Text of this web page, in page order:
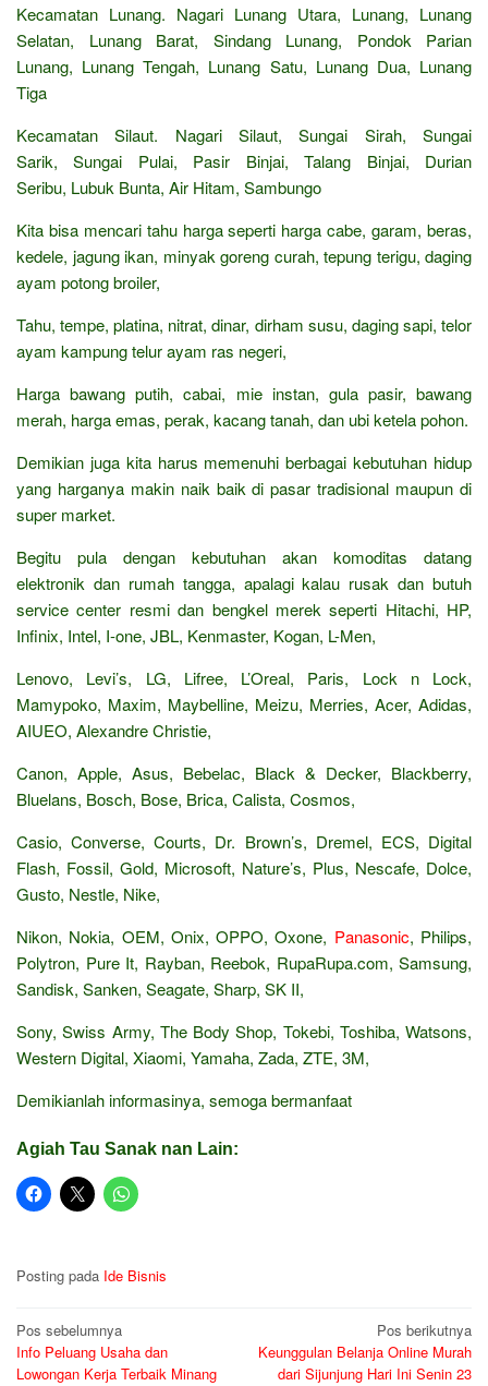
Kecamatan Lunang. Nagari Lunang Utara, Lunang, Lunang
Selatan, Lunang Barat, Sindang Lunang, Pondok Parian
Lunang, Lunang Tengah, Lunang Satu, Lunang Dua, Lunang
Tiga
Kecamatan Silaut. Nagari Silaut, Sungai Sirah, Sungai
Sarik, Sungai Pulai, Pasir Binjai, Talang Binjai, Durian
Seribu, Lubuk Bunta, Air Hitam, Sambungo
Kita bisa mencari tahu harga seperti harga cabe, garam, beras,
kedele, jagung ikan, minyak goreng curah, tepung terigu, daging
ayam potong broiler,
Tahu, tempe, platina, nitrat, dinar, dirham susu, daging sapi, telor
ayam kampung telur ayam ras negeri,
Harga bawang putih, cabai, mie instan, gula pasir, bawang
merah, harga emas, perak, kacang tanah, dan ubi ketela pohon.
Demikian juga kita harus memenuhi berbagai kebutuhan hidup
yang harganya makin naik baik di pasar tradisional maupun di
super market.
Begitu pula dengan kebutuhan akan komoditas datang
elektronik dan rumah tangga, apalagi kalau rusak dan butuh
service center resmi dan bengkel merek seperti Hitachi, HP,
Infinix, Intel, I-one, JBL, Kenmaster, Kogan, L-Men,
Lenovo, Levi’s, LG, Lifree, L’Oreal, Paris, Lock n Lock,
Mamypoko, Maxim, Maybelline, Meizu, Merries, Acer, Adidas,
AIUEO, Alexandre Christie,
Canon, Apple, Asus, Bebelac, Black & Decker, Blackberry,
Bluelans, Bosch, Bose, Brica, Calista, Cosmos,
Casio, Converse, Courts, Dr. Brown’s, Dremel, ECS, Digital
Flash, Fossil, Gold, Microsoft, Nature’s, Plus, Nescafe, Dolce,
Gusto, Nestle, Nike,
Nikon, Nokia, OEM, Onix, OPPO, Oxone, Panasonic, Philips,
Polytron, Pure It, Rayban, Reebok, RupaRupa.com, Samsung,
Sandisk, Sanken, Seagate, Sharp, SK II,
Sony, Swiss Army, The Body Shop, Tokebi, Toshiba, Watsons,
Western Digital, Xiaomi, Yamaha, Zada, ZTE, 3M,
Demikianlah informasinya, semoga bermanfaat
Agiah Tau Sanak nan Lain:
Posting pada Ide Bisnis
Navigasi
pos
Pos sebelumnya
Info Peluang Usaha dan
Lowongan Kerja Terbaik Minang
Pos berikutnya
Keunggulan Belanja Online Murah
dari Sijunjung Hari Ini Senin 23